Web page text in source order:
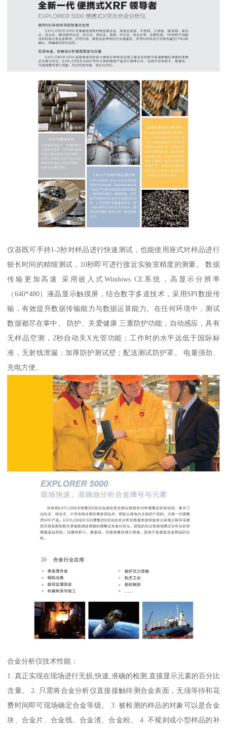
仪器既可手持1-2秒对样品进行快速测试，也能使用座式对样品进行
较长时间的精细测试，10秒即可进行接近实验室精度的测量。 数据
传输更加高速 采用嵌入式Windows CE系统，高显示分辨率
（640*480）液晶显示触摸屏，结合数字多道技术，采用SPI数据传
输，有效提升数据传输能力与数据运算能力。在任何环境中，测试
数据都尽在掌中。 防护、关爱健康 三重防护功能，自动感应，具有
无样品空测，2秒自动关X光管功能；工作时的水平远低于国际标
准，无射线泄漏；加厚防护测试壁；配送测试防护罩。 电量强劲、
充电方便。
合金分析仪技术性能：
1. 真正实现在现场进行无损,快速,准确的检测,直接显示元素的百分比
含量。 2. 只需将合金分析仪直接接触待测合金表面，无须等待和花
费时间即可现场确定合金等级。 3. 被检测的样品的对象可以是合金
块、合金片、合金线、合金渣、合金粉。 4. 不规则或小型样品的补